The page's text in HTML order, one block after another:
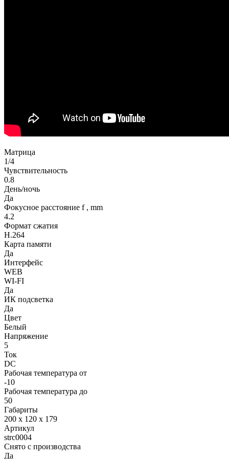
Матрица
1/4
Чувствительность
0.8
День/ночь
Да
Фокусное расстояние f , mm
4.2
Формат сжатия
H.264
Карта памяти
Да
Интерфейс
WEB
WI-FI
Да
ИК подсветка
Да
Цвет
Белый
Напряжение
5
Ток
DC
Рабочая температура от
-10
Рабочая температура до
50
Габариты
200 x 120 x 179
Артикул
strc0004
Снято с производства
Да